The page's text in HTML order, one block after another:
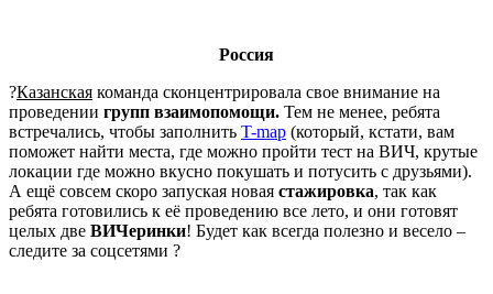
Россия
?Казанская команда сконцентрировала свое внимание на
проведении групп взаимопомощи. Тем не менее, ребята
встречались, чтобы заполнить T-map (который, кстати, вам
поможет найти места, где можно пройти тест на ВИЧ, крутые
локации где можно вкусно покушать и потусить с друзьями).
А ещё совсем скоро запуская новая стажировка, так как
ребята готовились к её проведению все лето, и они готовят
целых две ВИЧеринки! Будет как всегда полезно и весело –
следите за соцсетями ?